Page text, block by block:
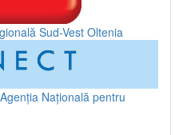
Sud-Vest Oltenia
Agenția Națională pentru